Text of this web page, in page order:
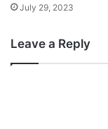
July 29, 2023
Leave a Reply